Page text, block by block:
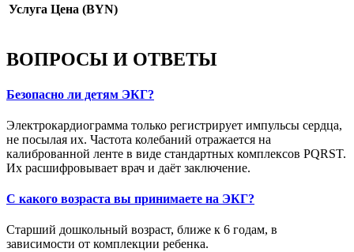
Услуга Цена (BYN)
ВОПРОСЫ И ОТВЕТЫ
Безопасно ли детям ЭКГ?
Электрокардиограмма только регистрирует импульсы сердца,
не посылая их. Частота колебаний отражается на
калиброванной ленте в виде стандартных комплексов PQRST.
Их расшифровывает врач и даёт заключение.
С какого возраста вы принимаете на ЭКГ?
Старший дошкольный возраст, ближе к 6 годам, в
зависимости от комплекции ребенка.